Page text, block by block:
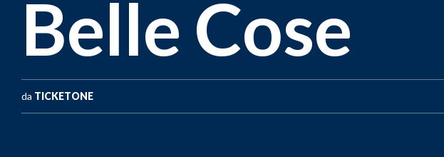
Belle Cose
da TICKETONE